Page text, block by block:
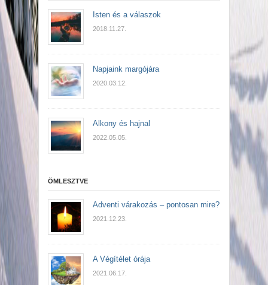
Isten és a válaszok
2018.11.27.
Napjaink margójára
2020.03.12.
Alkony és hajnal
2022.05.05.
ÖMLESZTVE
Adventi várakozás – pontosan mire?
2021.12.23.
A Végítélet órája
2021.06.17.